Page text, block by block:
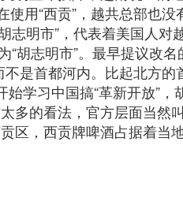
用“西贡”，越共总部也没
明市”，代表着美国人
胡志明市”。最早提议改
是首都河内。比起北方
学习中国搞“革新开放”
多的看法，官方层面当然
区，西贡牌啤酒占据着当